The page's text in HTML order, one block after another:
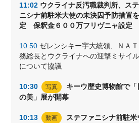
11:02 ウクライナ反汚職裁判所、ス
ニシナ前駐米大使の未決囚予防措置
定 保釈金６００万フリヴニャ設定
10:50 ゼレンシキー宇大統領、ＮＡ
務総長とウクライナへの迎撃ミサイ
について協議
10:30 写真
キーウ歴史博物館で「
の美」展が開幕
10:13 動画
ステファニシナ前駐米